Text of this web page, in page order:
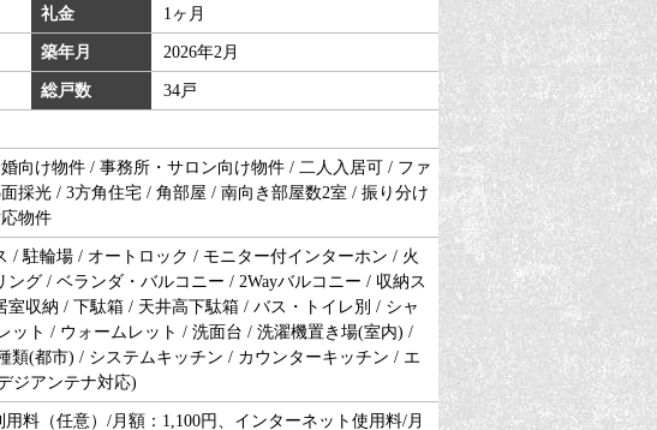
礼金 1ヶ月
築年月 2026年2月
総戸数 34戸
向け物件 / 事務所・サロン向け物件 / 二人入居可 / ファ
採光 / 3方角住宅 / 角部屋 / 南向き部屋数2室 / 振り分け
物件
/ 駐輪場 / オートロック / モニター付インターホン / 火
グ / ベランダ・バルコニー / 2Wayバルコニー / 収納ス
収納 / 下駄箱 / 天井高下駄箱 / バス・トイレ別 / シャ
ット / ウォームレット / 洗面台 / 洗濯機置き場(室内) /
類(都市) / システムキッチン / カウンターキッチン / エ
ジアンテナ対応)
料（任意）/月額：1,100円、インターネット使用料/月